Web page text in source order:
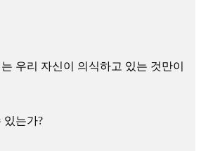
우리 자신이 의식하고 있는 것만이
있는가?